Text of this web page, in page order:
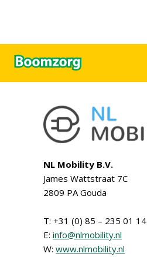
NL Mobility B.V.
James Wattstraat 7C
2809 PA Gouda
T: +31 (0) 85 – 235 01 14
E: info@nlmobility.nl
W: www.nlmobility.nl